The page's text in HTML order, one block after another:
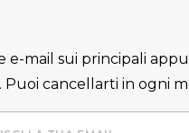
mail sui principali
cancellarti in ogni